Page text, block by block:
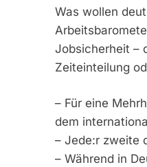
Was wollen
Jobsicherheit –
Zeiteinteilung
– Für eine
dem
– Jede:r zweite
– Während in